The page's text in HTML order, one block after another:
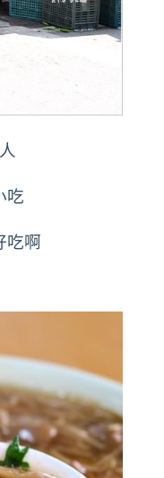
吃
吃啊